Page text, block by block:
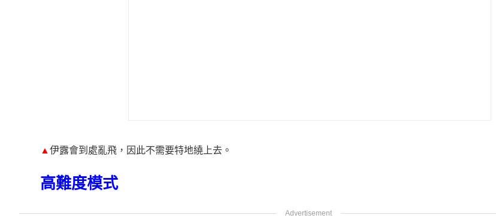
▲ 伊露會到處亂飛，因此不需要特地繞上去。
高難度模式